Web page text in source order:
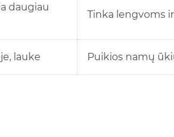
daugiau
Tinka lengvoms
lauke Puikios namų